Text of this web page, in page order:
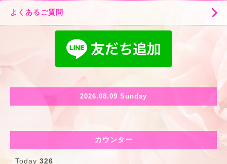
よくあるご質問
2026.08.09 Sunday
カウンター
Today 326